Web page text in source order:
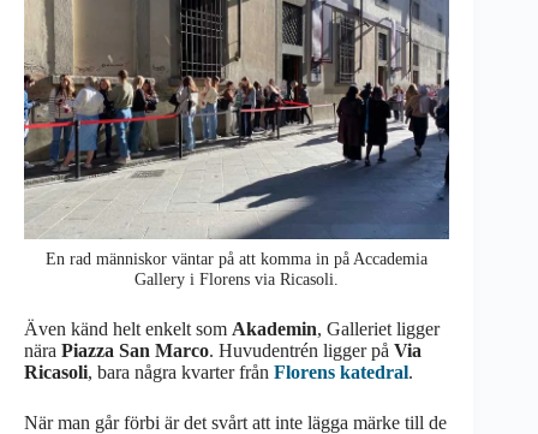
En rad människor väntar på att komma in på Accademia
Gallery i Florens via Ricasoli.
Även känd helt enkelt som Akademin, Galleriet ligger
nära Piazza San Marco. Huvudentrén ligger på Via
Ricasoli, bara några kvarter från Florens katedral.
När man går förbi är det svårt att inte lägga märke till de